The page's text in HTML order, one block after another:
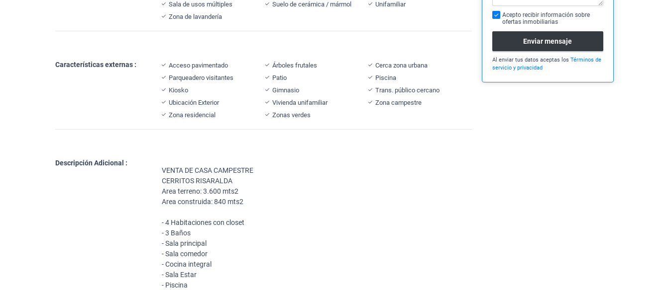
Sala de usos múltiples
Suelo de cerámica / mármol
Unifamiliar
Zona de lavandería
Características externas : Acceso pavimentado Árboles frutales
Cerca zona urbana
Parqueadero visitantes
Patio
Piscina
Kiosko
Gimnasio
Trans. público cercano
Ubicación Exterior
Vivienda unifamiliar
Zona campestre
Zona residencial
Zonas verdes
Descripción Adicional :
VENTA DE CASA CAMPESTRE
CERRITOS RISARALDA
Area terreno: 3.600 mts2
Area construida: 840 mts2
- 4 Habitaciones con closet
- 3 Baños
- Sala principal
- Sala comedor
- Cocina integral
- Sala Estar
- Piscina
Acepto recibir información sobre
ofertas inmobiliarias
Enviar mensaje
Al enviar tus datos aceptas los Términos de
servicio y privacidad